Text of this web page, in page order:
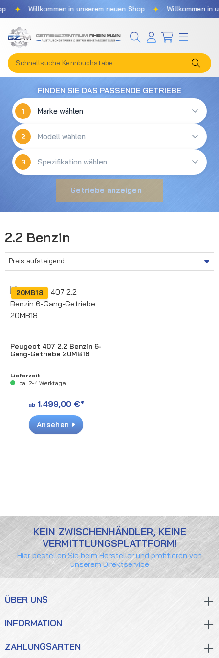
Zum Hauptinhalt springen
✦ Willkommen in unserem neuen Shop ✦ Willkommen in
FINDEN SIE DAS PASSENDE GETRIEBE
1
2
3
Getriebe anzeigen
2.2 Benzin
20MB18
Peugeot 407 2.2 Benzin 6-
Gang-Getriebe 20MB18
Lieferzeit
ca. 2-4 Werktage
ab1.499,00 €*
Ansehen
KEIN ZWISCHENHÄNDLER, KEINE
VERMITTLUNGSPLATTFORM!
Hier bestellen Sie beim Hersteller und profitieren von
unserem Direktservice
ÜBER UNS
INFORMATION
ZAHLUNGSARTEN